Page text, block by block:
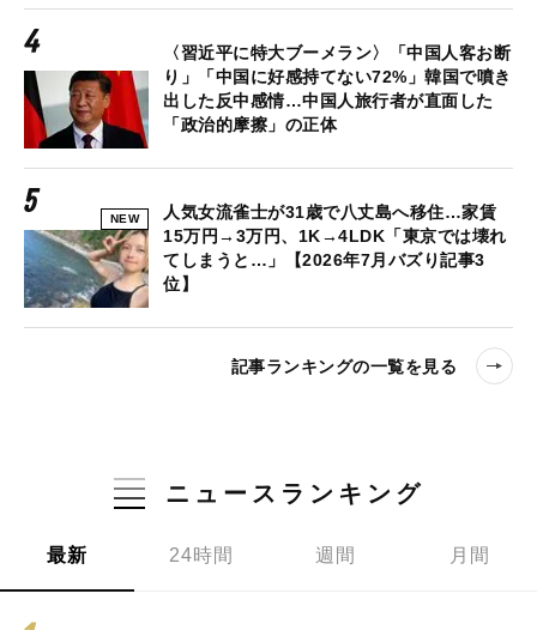
〈習近平に特大ブーメラン〉「中国人客お断
り」「中国に好感持てない72%」韓国で噴き
出した反中感情…中国人旅行者が直面した
「政治的摩擦」の正体
NEW
人気女流雀士が31歳で八丈島へ移住…家賃
15万円→3万円、1K→4LDK「東京では壊れ
てしまうと…」【2026年7月バズり記事3
位】
記事ランキングの一覧を見る
ニュースランキング
最新 24時間 週間 月間